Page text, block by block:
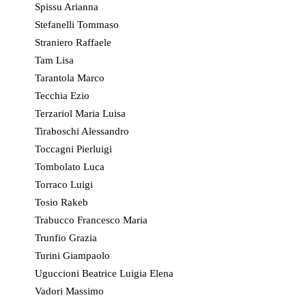
Spissu Arianna
Stefanelli Tommaso
Straniero Raffaele
Tam Lisa
Tarantola Marco
Tecchia Ezio
Terzariol Maria Luisa
Tiraboschi Alessandro
Toccagni Pierluigi
Tombolato Luca
Torraco Luigi
Tosio Rakeb
Trabucco Francesco Maria
Trunfio Grazia
Turini Giampaolo
Uguccioni Beatrice Luigia Elena
Vadori Massimo